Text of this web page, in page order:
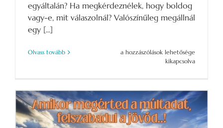
egyáltalán? Ha megkérdeznélek, hogy boldog
vagy-e, mit válaszolnál? Valószínűleg megállnál
egy [...]
Olvass tovább
BOLDOGSÁGTESZT
a hozzászólások lehetősége
kikapcsolva